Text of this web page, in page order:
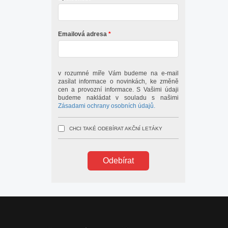
Emailová adresa
v rozumné míře Vám budeme na e-mail
zasílat informace o novinkách, ke změně
cen a provozní informace. S Vašimi údaji
budeme nakládat v souladu s našimi
Zásadami ochrany osobních údajů.
CHCI TAKÉ ODEBÍRAT AKČNÍ LETÁKY
Odebírat